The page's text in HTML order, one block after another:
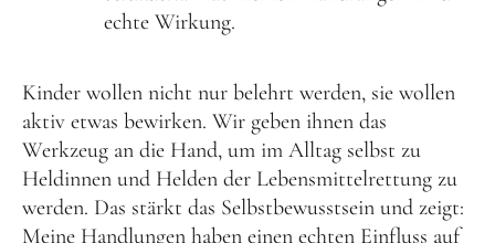
echte Wirkung.
Kinder wollen nicht nur belehrt werden, sie wollen
aktiv etwas bewirken. Wir geben ihnen das
Werkzeug an die Hand, um im Alltag selbst zu
Heldinnen und Helden der Lebensmittelrettung zu
werden. Das stärkt das Selbstbewusstsein und zeigt:
Meine Handlungen haben einen echten Einfluss auf